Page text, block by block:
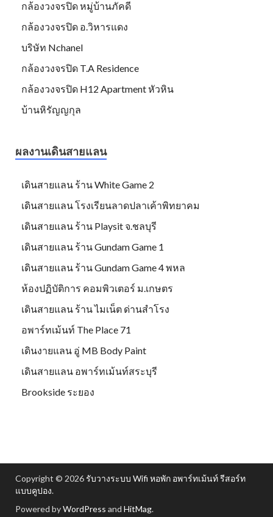
กล้องวงจรปิด หมู่บ้านภัคดี
กล้องวงจรปิด อ.วิหารแดง
บริษัท Nchanel
กล้องวงจรปิด T.A Residence
กล้องวงจรปิด H12 Apartment หัวหิน
บ้านหิรัญญกุล
ผลงานเดินสายแลน
เดินสายแลน ร้าน White Game 2
เดินสายแลน โรงเรียนลาดปลาเค้าพิทยาคม
เดินสายแลน ร้าน Playsit จ.ชลบุรี
เดินสายแลน ร้าน Gundam Game 1
เดินสายแลน ร้าน Gundam Game 4 พหล
ห้องปฏิบัติการ คอมพิวเตอร์ ม.เกษตร
เดินสายแลน ร้าน ไมเน็ต ด่านสำโรง
อพาร์ทเม้นท์ The Place 71
เดินงายแลน อู่ MB Body Paint
เดินสายแลน อพาร์ทเม้นท์สระบุรี
Brookside ระยอง
Copyright © 2026 รับวางระบบ Wifi หอพัก อพาร์ทเม้นท์ รีสอร์ท
แบบคูปอง.
Powered byWordPress and HitMag.